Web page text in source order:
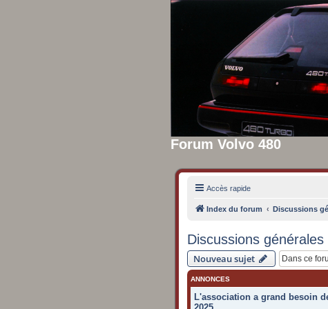
Forum Volvo 480
Accès rapide
Index du forum Discussions
Discussions générales
Nouveau sujet
ANNONCES
L'association a grand besoin